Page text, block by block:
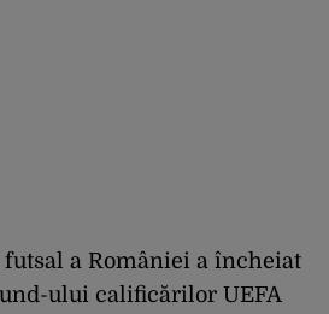
a României a încheiat
ului calificărilor UEFA